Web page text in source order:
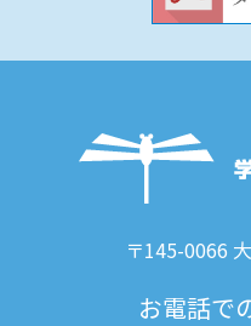
〒145-0066
お電話で